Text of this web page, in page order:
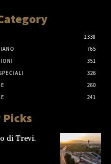
1338
765
351
326
260
241
di Trevi.